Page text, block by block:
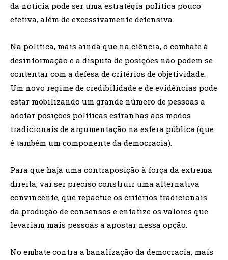
da notícia pode ser uma estratégia política pouco
efetiva, além de excessivamente defensiva.
Na política, mais ainda que na ciência, o combate à
desinformação e a disputa de posições não podem se
contentar com a defesa de critérios de objetividade.
Um novo regime de credibilidade e de evidências pode
estar mobilizando um grande número de pessoas a
adotar posições políticas estranhas aos modos
tradicionais de argumentação na esfera pública (que
é também um componente da democracia).
Para que haja uma contraposição à força da extrema
direita, vai ser preciso construir uma alternativa
convincente, que repactue os critérios tradicionais
da produção de consensos e enfatize os valores que
levariam mais pessoas a apostar nessa opção.
No embate contra a banalização da democracia, mais